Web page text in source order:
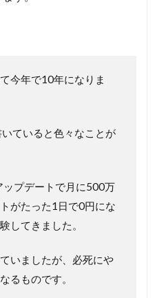
今年で10年になりま
ていると色々なことが
プデートで月に500万
がたった1日で0円にな
してきました。
いましたが、必死にや
るものです。